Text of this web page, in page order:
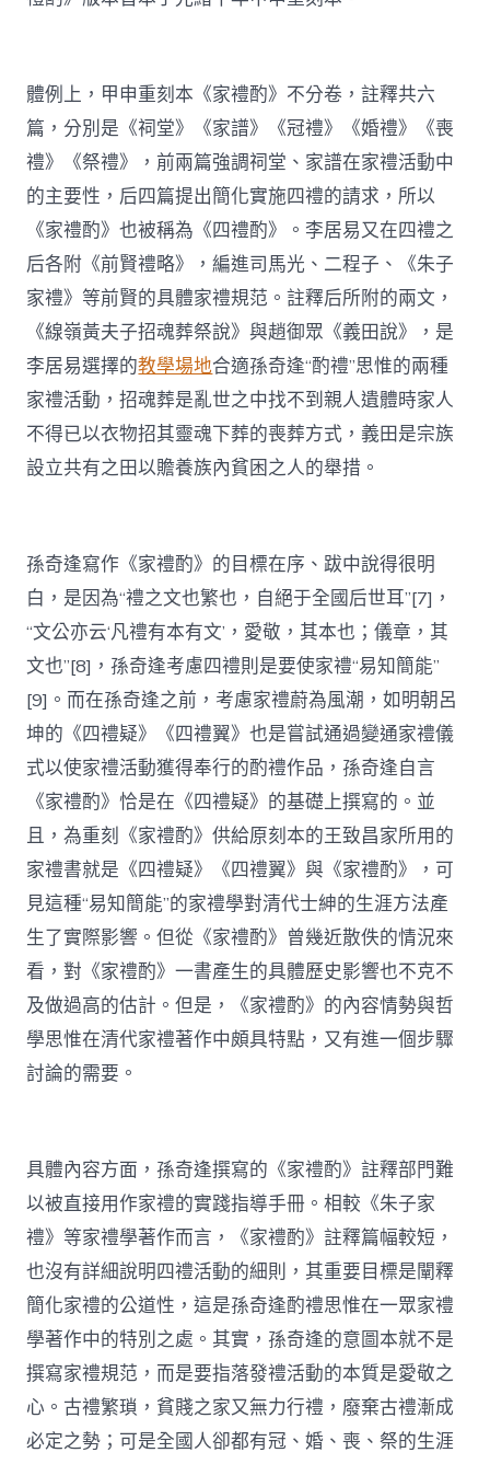
體例上，甲申重刻本《家禮酌》不分卷，註釋共六
篇，分別是《祠堂》《家譜》《冠禮》《婚禮》《喪
禮》《祭禮》，前兩篇強調祠堂、家譜在家禮活動中
的主要性，后四篇提出簡化實施四禮的請求，所以
《家禮酌》也被稱為《四禮酌》。李居易又在四禮之
后各附《前賢禮略》，編進司馬光、二程子、《朱子
家禮》等前賢的具體家禮規范。註釋后所附的兩文，
《線嶺黃夫子招魂葬祭說》與趙御眾《義田說》，是
李居易選擇的教學場地合適孫奇逢“酌禮”思惟的兩種
家禮活動，招魂葬是亂世之中找不到親人遺體時家人
不得已以衣物招其靈魂下葬的喪葬方式，義田是宗族
設立共有之田以贍養族內貧困之人的舉措。
孫奇逢寫作《家禮酌》的目標在序、跋中說得很明
白，是因為“禮之文也繁也，自絕于全國后世耳”[7]，
“文公亦云‘凡禮有本有文’，愛敬，其本也；儀章，其
文也”[8]，孫奇逢考慮四禮則是要使家禮“易知簡能”
[9]。而在孫奇逢之前，考慮家禮蔚為風潮，如明朝呂
坤的《四禮疑》《四禮翼》也是嘗試通過變通家禮儀
式以使家禮活動獲得奉行的酌禮作品，孫奇逢自言
《家禮酌》恰是在《四禮疑》的基礎上撰寫的。並
且，為重刻《家禮酌》供給原刻本的王致昌家所用的
家禮書就是《四禮疑》《四禮翼》與《家禮酌》，可
見這種“易知簡能”的家禮學對清代士紳的生涯方法產
生了實際影響。但從《家禮酌》曾幾近散佚的情況來
看，對《家禮酌》一書產生的具體歷史影響也不克不
及做過高的估計。但是，《家禮酌》的內容情勢與哲
學思惟在清代家禮著作中頗具特點，又有進一個步驟
討論的需要。
具體內容方面，孫奇逢撰寫的《家禮酌》註釋部門難
以被直接用作家禮的實踐指導手冊。相較《朱子家
禮》等家禮學著作而言，《家禮酌》註釋篇幅較短，
也沒有詳細說明四禮活動的細則，其重要目標是闡釋
簡化家禮的公道性，這是孫奇逢酌禮思惟在一眾家禮
學著作中的特別之處。其實，孫奇逢的意圖本就不是
撰寫家禮規范，而是要指落發禮活動的本質是愛敬之
心。古禮繁瑣，貧賤之家又無力行禮，廢棄古禮漸成
必定之勢；可是全國人卻都有冠、婚、喪、祭的生涯